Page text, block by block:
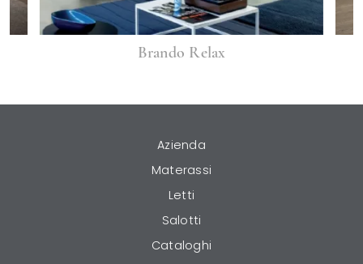
Brando Relax
Azienda
Materassi
Letti
Salotti
Cataloghi